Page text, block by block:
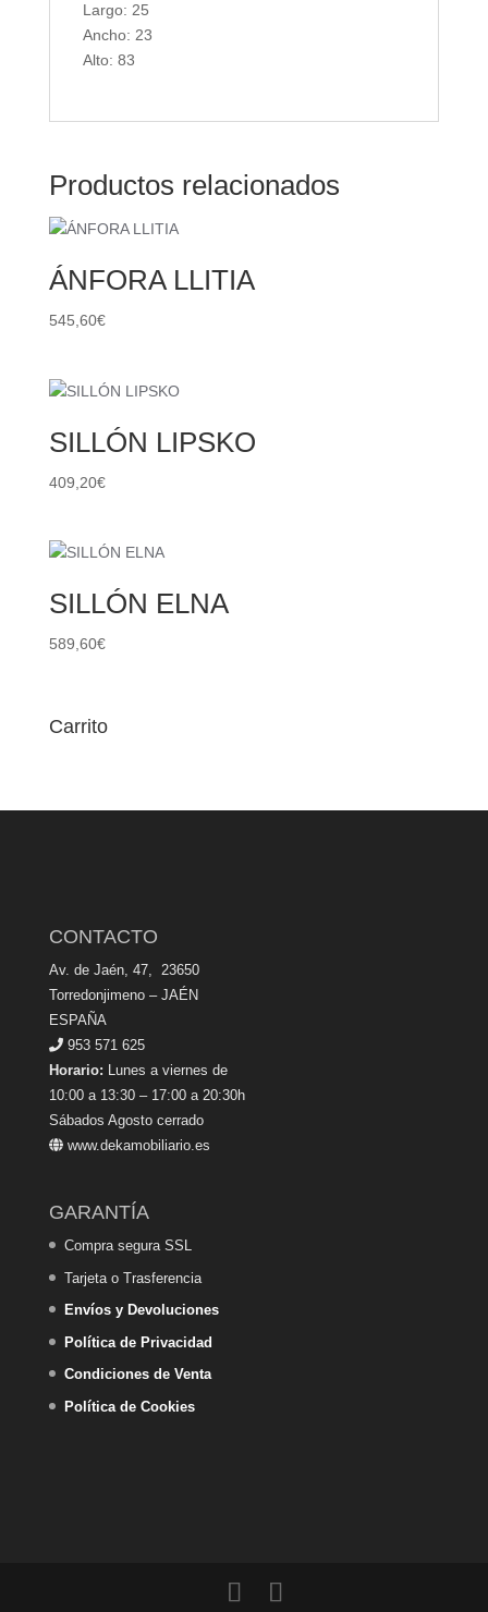
Largo: 25
Ancho: 23
Alto: 83
Productos relacionados
ÁNFORA LLITIA
545,60€
SILLÓN LIPSKO
409,20€
SILLÓN ELNA
589,60€
Carrito
CONTACTO
Av. de Jaén, 47, 23650
Torredonjimeno – JAÉN
ESPAÑA
953 571 625
Horario: Lunes a viernes de
10:00 a 13:30 – 17:00 a 20:30h
Sábados Agosto cerrado
www.dekamobiliario.es
GARANTÍA
Compra segura SSL
Tarjeta o Trasferencia
Envíos y Devoluciones
Política de Privacidad
Condiciones de Venta
Política de Cookies